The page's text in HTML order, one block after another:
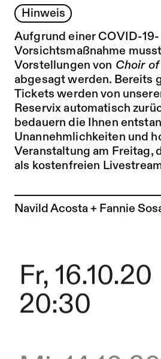
Hinweis
Aufgrund einer COVID-19-
Vorsichtsmaßnahme
Vorstellungen von Choir
abgesagt werden. Bereits
Tickets werden von
Reservix automatisch
bedauern die Ihnen
Unannehmlichkeiten und
Veranstaltung am Freitag,
als kostenfreien
Zur Künstler*in-Seite von
Navild Acosta + Fannie
Fr, 16.10.20
20:30